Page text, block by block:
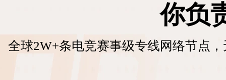
你负
全球2W+条电竞赛事级专线网络节点